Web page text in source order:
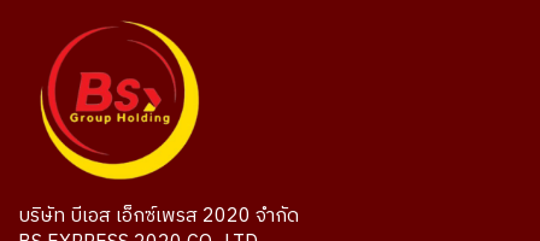
บริษัท บีเอส เอ็กซ์เพรส 2020 จำกัด